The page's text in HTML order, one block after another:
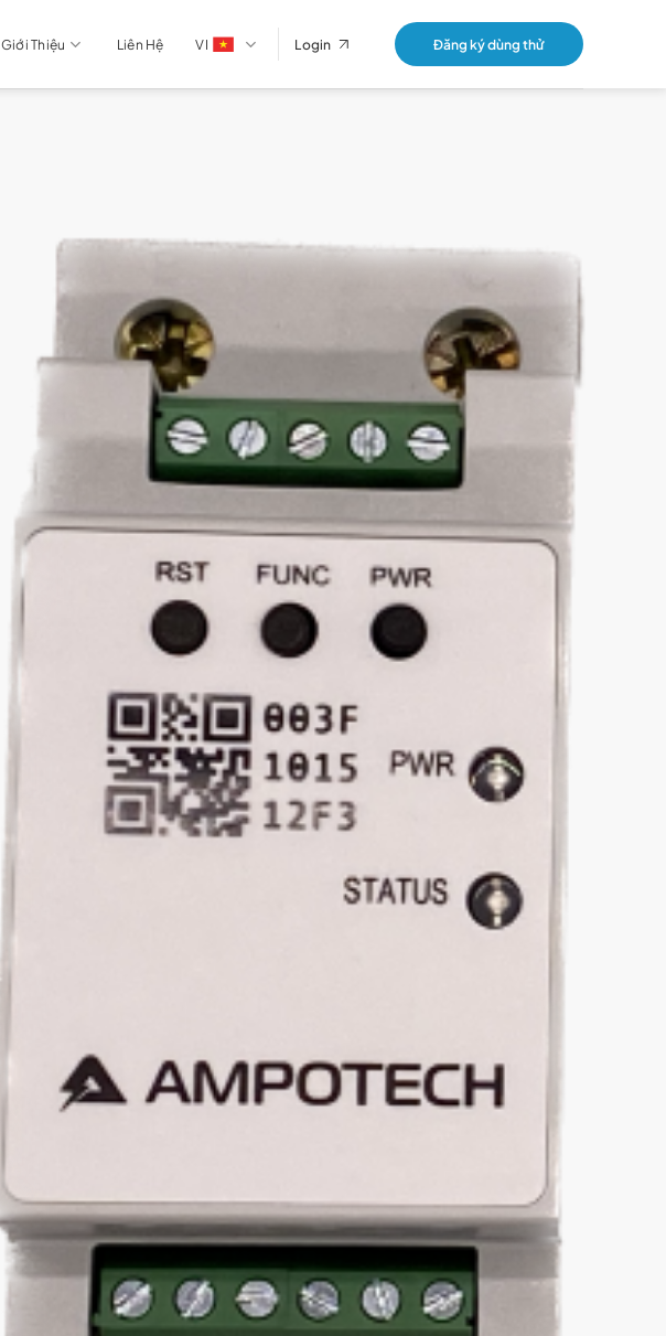
Giới Thiệu Liên Hệ VI Login Đăng ký dùng thử